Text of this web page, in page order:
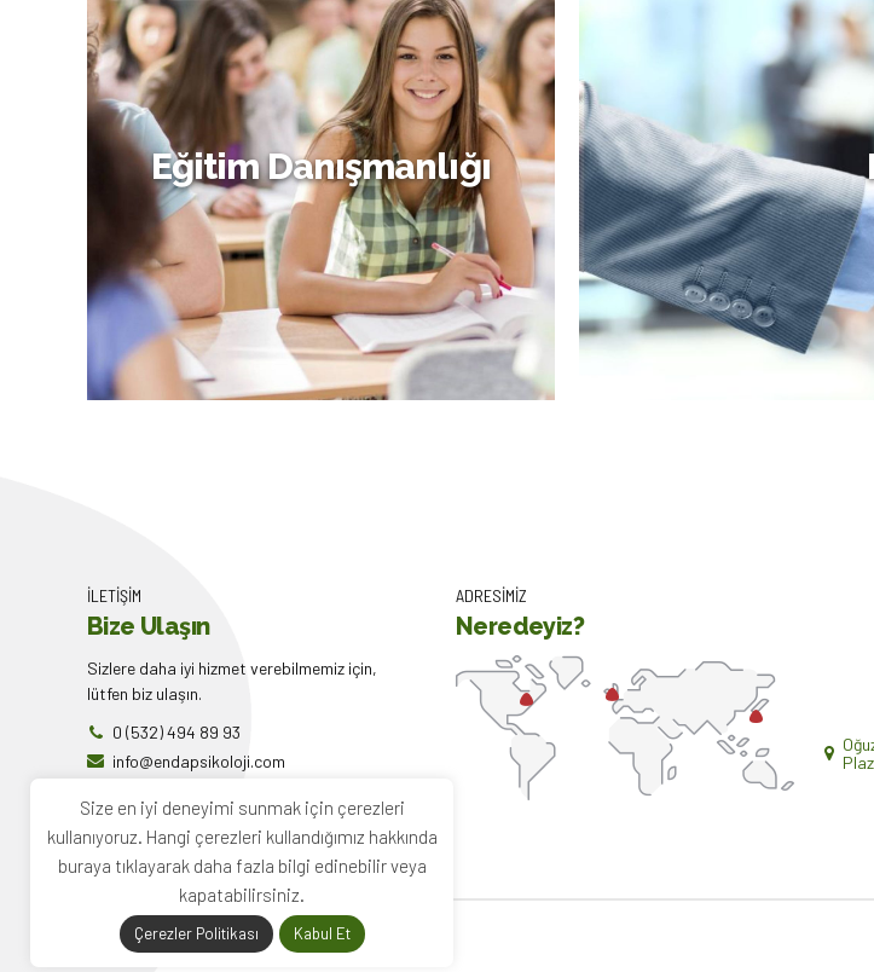
Çift Danışmanlığı Aile ve Evlilik
Eğitim Danışmanlığı
İLETİŞİM
Bize Ulaşın
Sizlere daha iyi hizmet verebilmemiz için,
lütfen biz ulaşın.
0 (532) 494 89 93
info@endapsikoloji.com
ADRESİMİZ
Neredeyiz?
2022Enda Psikoloji. Tüm hakları saklıdır. |
Size en iyi deneyimi sunmak için çerezleri
kullanıyoruz. Hangi çerezleri kullandığımız hakkında
buraya tıklayarak daha fazla bilgi edinebilir veya
kapatabilirsiniz.
Çerezler Politikası Kabul Et